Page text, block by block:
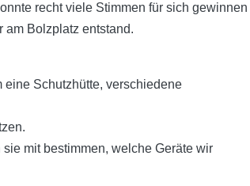
recht viele Stimmen für sich gewinnen
am Bolzplatz entstand.
Schutzhütte, verschiedene
mit bestimmen, welche Geräte wir